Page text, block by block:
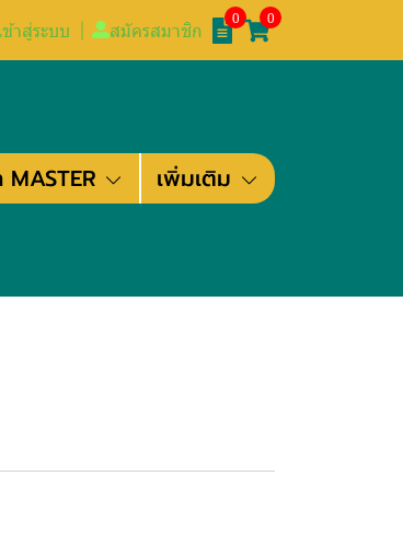
ข้าสู่ระบบ สมัครสมาชิก
0 0
เพิ่มเติม